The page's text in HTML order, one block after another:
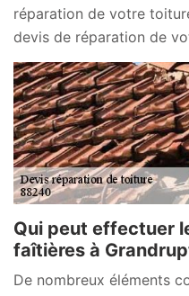
réparation de votre
devis de réparation de
Qui peut effectuer
faîtières à
De nombreux éléments